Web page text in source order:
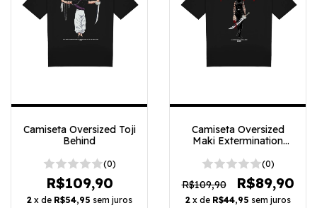
Camiseta Oversized Toji
Behind
(0)
R$109,90
2 x de R$54,95 sem juros
Camiseta Oversized
Maki Extermination
(0)
R$109,90 R$89,90
2 x de R$44,95 sem juros